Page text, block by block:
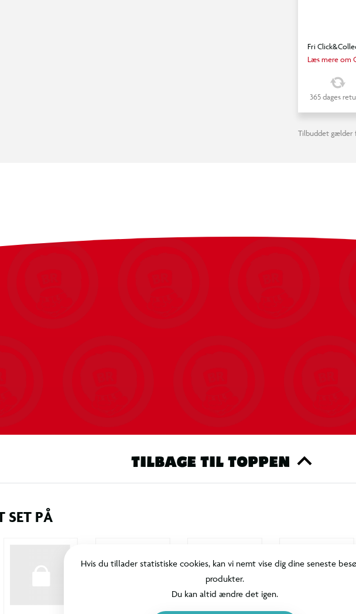
Fri
Læs mere om
365 dages
Tilbuddet gælder
TILBAGE TIL TOPPEN
SET PÅ
Hvis du tillader statistiske cookies, kan vi nemt vise dig dine seneste
produkter.
Du kan altid ændre det igen.